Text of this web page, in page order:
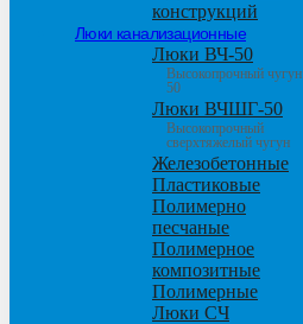
конструкций
Люки канализационные
Люки ВЧ-50
Высокопрочный чугун
50
Люки ВЧШГ-50
Высокопрочный
сверхтяжелый чугун
Железобетонные
Пластиковые
Полимерно
песчаные
Полимерное
композитные
Полимерные
Люки СЧ